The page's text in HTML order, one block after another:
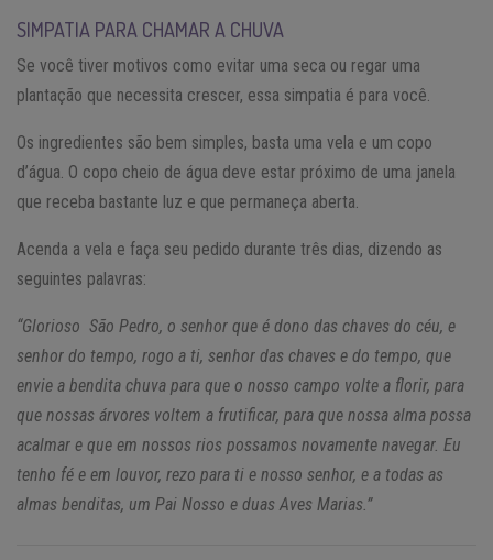
SIMPATIA PARA CHAMAR A CHUVA
Se você tiver motivos como evitar uma seca ou regar uma
plantação que necessita crescer, essa simpatia é para você.
Os ingredientes são bem simples, basta uma vela e um copo
d’água. O copo cheio de água deve estar próximo de uma janela
que receba bastante luz e que permaneça aberta.
Acenda a vela e faça seu pedido durante três dias, dizendo as
seguintes palavras:
“Glorioso São Pedro, o senhor que é dono das chaves do céu, e
senhor do tempo, rogo a ti, senhor das chaves e do tempo, que
envie a bendita chuva para que o nosso campo volte a florir, para
que nossas árvores voltem a frutificar, para que nossa alma possa
acalmar e que em nossos rios possamos novamente navegar. Eu
tenho fé e em louvor, rezo para ti e nosso senhor, e a todas as
almas benditas, um Pai Nosso e duas Aves Marias.”